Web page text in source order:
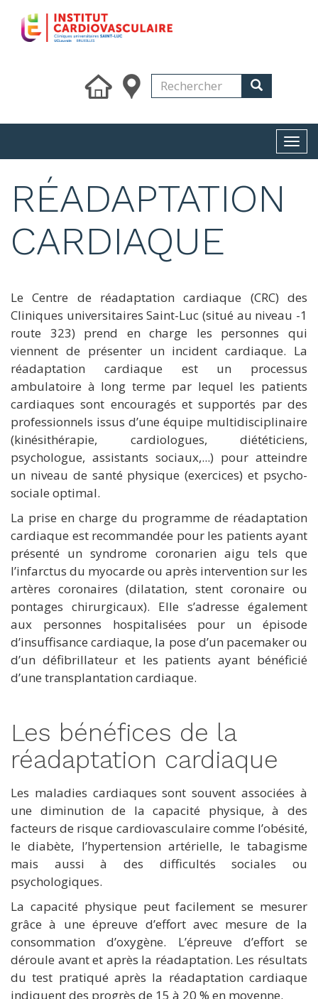
main
Search
Rechercher Rechercher
RÉADAPTATION
CARDIAQUE
Le Centre de réadaptation cardiaque (CRC) des
Cliniques universitaires Saint-Luc (situé au niveau -1
route 323) prend en charge les personnes qui
viennent de présenter un incident cardiaque. La
réadaptation cardiaque est un processus
ambulatoire à long terme par lequel les patients
cardiaques sont encouragés et supportés par des
professionnels issus d’une équipe multidisciplinaire
(kinésithérapie, cardiologues, diététiciens,
psychologue, assistants sociaux,...) pour atteindre
un niveau de santé physique (exercices) et psycho-
sociale optimal.
La prise en charge du programme de réadaptation
cardiaque est recommandée pour les patients ayant
présenté un syndrome coronarien aigu tels que
l’infarctus du myocarde ou après intervention sur les
artères coronaires (dilatation, stent coronaire ou
pontages chirurgicaux). Elle s’adresse également
aux personnes hospitalisées pour un épisode
d’insuffisance cardiaque, la pose d’un pacemaker ou
d’un défibrillateur et les patients ayant bénéficié
d’une transplantation cardiaque.
Les bénéfices de la
réadaptation cardiaque
Les maladies cardiaques sont souvent associées à
une diminution de la capacité physique, à des
facteurs de risque cardiovasculaire comme l’obésité,
le diabète, l’hypertension artérielle, le tabagisme
mais aussi à des difficultés sociales ou
psychologiques.
La capacité physique peut facilement se mesurer
grâce à une épreuve d’effort avec mesure de la
consommation d’oxygène. L’épreuve d’effort se
déroule avant et après la réadaptation. Les résultats
du test pratiqué après la réadaptation cardiaque
indiquent des progrès de 15 à 20 % en moyenne.